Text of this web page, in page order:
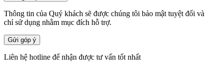
Thông tin của Quý khách sẽ được chúng tôi bảo mật tuyệt đối và
chỉ sử dụng nhằm mục đích hỗ trợ.
Gửi góp ý
Liên hệ hotline để nhận được tư vấn tốt nhất